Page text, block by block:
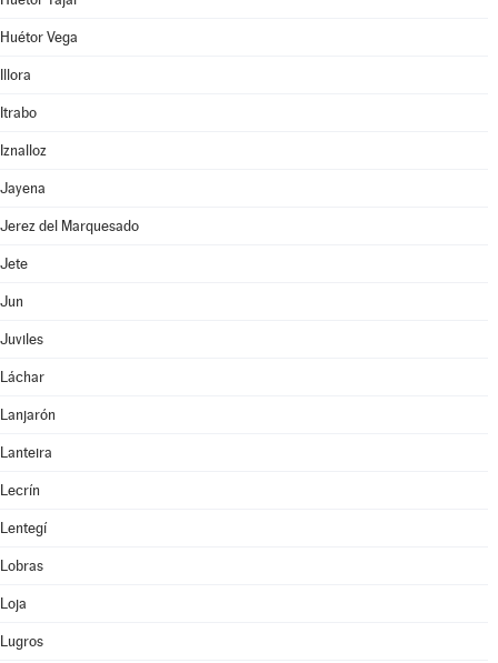
Huétor Vega
Illora
Itrabo
Iznalloz
Jayena
Jerez del Marquesado
Jete
Jun
Juviles
Láchar
Lanjarón
Lanteira
Lecrín
Lentegí
Lobras
Loja
Lugros